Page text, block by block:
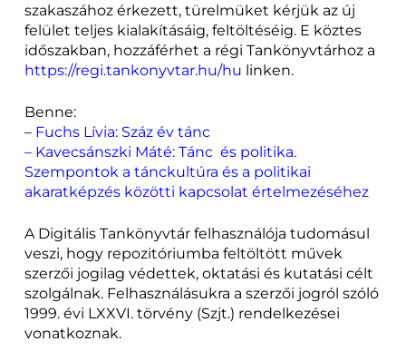
szakaszához érkezett, türelmüket kérjük az új
felület teljes kialakításáig, feltöltéséig. E köztes
időszakban, hozzáférhet a régi Tankönyvtárhoz a
https://regi.tankonyvtar.hu/hu linken.
Benne:
– Fuchs Lívia: Száz év tánc
– Kavecsánszki Máté: Tánc és politika.
Szempontok a tánckultúra és a politikai
akaratképzés közötti kapcsolat értelmezéséhez
A Digitális Tankönyvtár felhasználója tudomásul
veszi, hogy repozitóriumba feltöltött művek
szerzői jogilag védettek, oktatási és kutatási célt
szolgálnak. Felhasználásukra a szerzői jogról szóló
1999. évi LXXVI. törvény (Szjt.) rendelkezései
vonatkoznak.